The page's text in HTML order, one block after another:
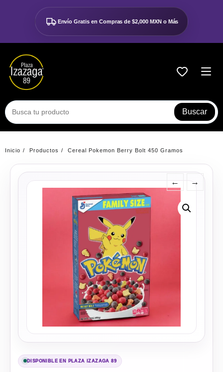
contenido
Envío Gratis en Compras de$2,000 MXN o Más
Buscar
Inicio Productos Cereal Pokemon Berry Bolt 450 Gramos
DISPONIBLE EN PLAZA IZAZAGA 89
← →